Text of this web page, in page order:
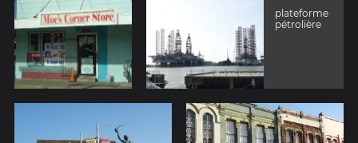
plateforme
pétrolière